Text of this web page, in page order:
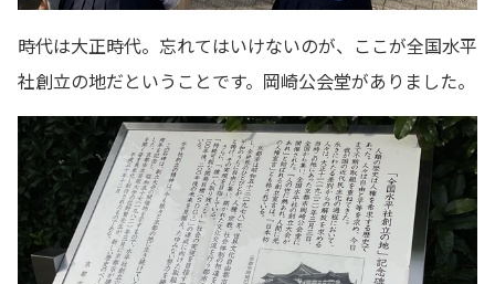
時代は大正時代。忘れてはいけないのが、ここが全国水平
社創立の地だということです。岡崎公会堂がありました。